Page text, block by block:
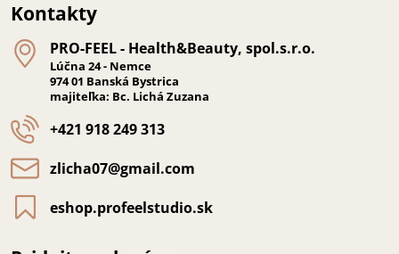
Kontakty
PRO-FEEL - Health&Beauty, spol​.s​.r​.o​.
Lúčna 24 - Nemce
974 01 Banská Bystrica
majiteľka: Bc. Lichá Zuzana
+421 918 249 313
zlicha07​@gmail​.com
eshop​.profeelstudio​.sk